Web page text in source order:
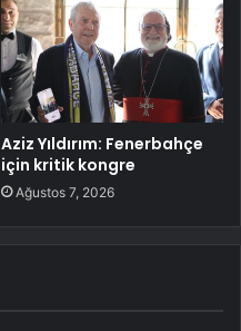
Aziz Yıldırım: Fenerbahçe
için kritik kongre
Ağustos 7, 2026